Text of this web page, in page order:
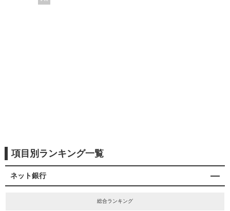
項目別ランキング一覧
ネット銀行
総合ランキング